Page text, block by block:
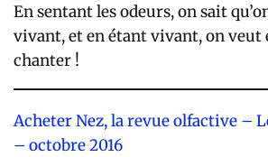
En sentant les odeurs, on sait
vivant, et en étant vivant, on veut
chanter !
Acheter Nez, la revue olfactive –
– octobre 2016